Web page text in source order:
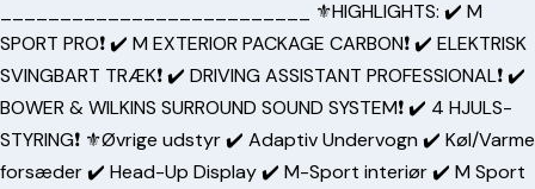
__________________________ ⚜️HIGHLIGHTS: ✔️ M
SPORT PRO❗️ ✔️ M EXTERIOR PACKAGE CARBON❗️ ✔️ ELEKTRISK
SVINGBART TRÆK❗️ ✔️ DRIVING ASSISTANT PROFESSIONAL❗️ ✔️
BOWER & WILKINS SURROUND SOUND SYSTEM❗️ ✔️ 4 HJULS-
STYRING❗️ ⚜️Øvrige udstyr ✔️ Adaptiv Undervogn ✔️ Køl/Varme
forsæder ✔️ Head-Up Display ✔️ M-Sport interiør ✔️ M Sport